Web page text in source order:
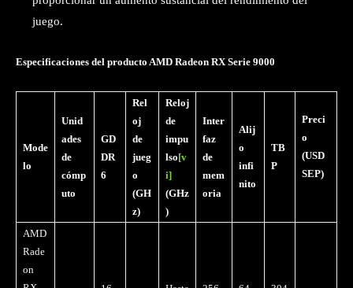
juego.
Especificaciones del producto AMD Radeon RX Serie 9000
Mode
lo
Unid
ades
de
cómp
uto
GD
DR
6
Rel
oj
de
jueg
o
(GH
z)
Reloj
de
impu
lso[v
i]
(GHz
)
Inter
faz
de
mem
oria
Alij
o
infi
nito
TB
P
Preci
o
(USD
SEP)
AMD
Rade
on